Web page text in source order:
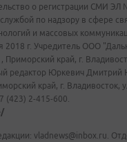
о регистрации СМИ
по надзору в сфере
и массовых
2018 г. Учредитель ООО
край, г.
редактор Юркевич Дмитрий
край, г. Владивосток,
(423) 2-415-600.
vladnews@inbox.ru.